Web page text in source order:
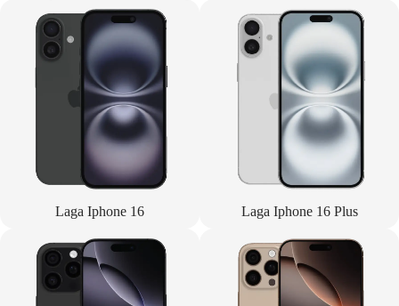
Laga Iphone 16 Laga Iphone 16 Plus